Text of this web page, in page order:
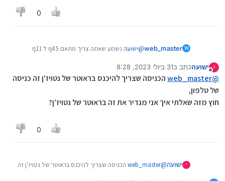
0
W
web_master
@ישועה
נשמע שאתה צריך מתאם rj45 ל rj11
למרות שאני לא כ"כ מצליח להבין במה מדובר
הטלפון לא יכול להתחבר עם כבל רשת רגיל לראוטר
י
מנותק
ישועהכתב ב31 ביולי 2023, 8:28
נערך לאחרונה על ידי ישועה
@
web_masterהכניסה שצריך להיכנס בראוטר של נטויז'ן זה כניסה
של טלפון,
חוץ מזה שאלתי איך אני מגדיר את זה בראוטר של נטויז'ן?
0
י ישועה@
web_master הכניסה שצריך להיכנס בראוטר של נטויז'ן זה